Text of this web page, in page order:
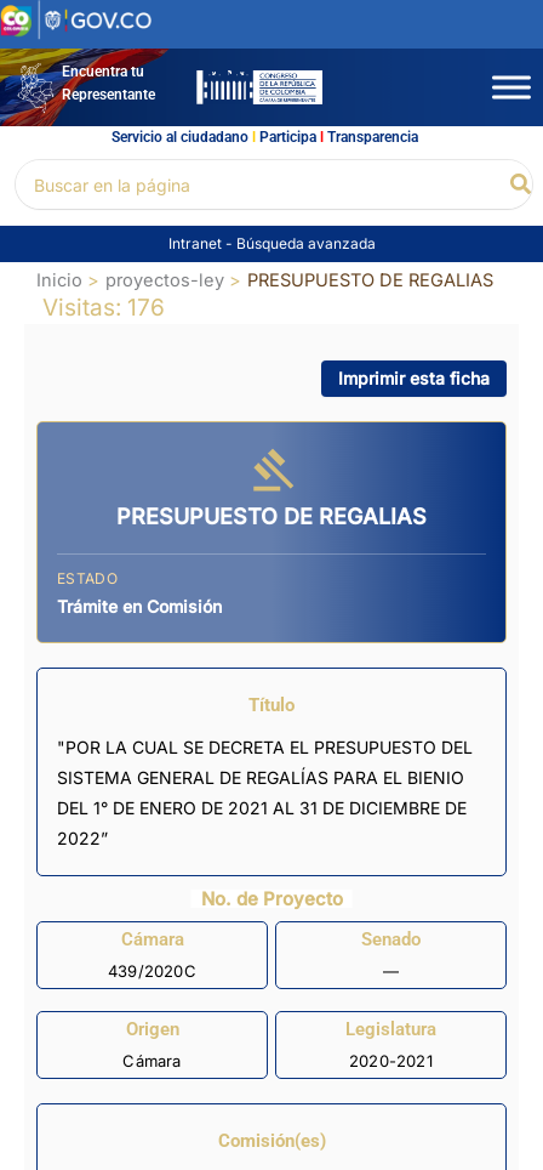
Ir
al
contenidoEncuentra tu
Representante
Servicio al ciudadano l Participal Transparencia
por:
Intranet - Búsqueda avanzada
Inicio proyectos-ley PRESUPUESTO DE REGALIAS
Visitas: 176
Imprimir esta ficha
PRESUPUESTO DE REGALIAS
ESTADO
Trámite en Comisión
Título
"POR LA CUAL SE DECRETA EL PRESUPUESTO DEL
SISTEMA GENERAL DE REGALÍAS PARA EL BIENIO
DEL 1° DE ENERO DE 2021 AL 31 DE DICIEMBRE DE
2022”
No. de Proyecto
Cámara
439/2020C
Senado
—
Origen
Cámara
Legislatura
2020-2021
Comisión(es)